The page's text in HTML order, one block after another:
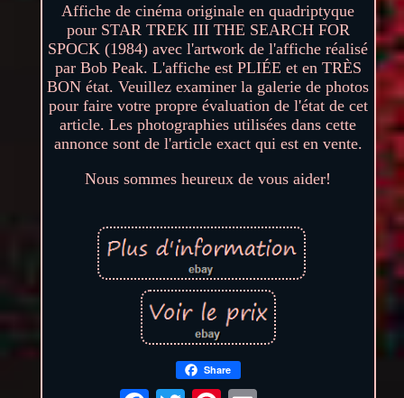
Affiche de cinéma originale en quadriptyque
pour STAR TREK III THE SEARCH FOR
SPOCK (1984) avec l'artwork de l'affiche réalisé
par Bob Peak. L'affiche est PLIÉE et en TRÈS
BON état. Veuillez examiner la galerie de photos
pour faire votre propre évaluation de l'état de cet
article. Les photographies utilisées dans cette
annonce sont de l'article exact qui est en vente.
Nous sommes heureux de vous aider!
Share